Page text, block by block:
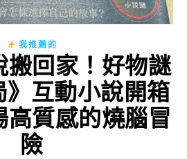
我推薦的
搬回家！好物謎
》互動小說開箱
高質感的燒腦冒
險